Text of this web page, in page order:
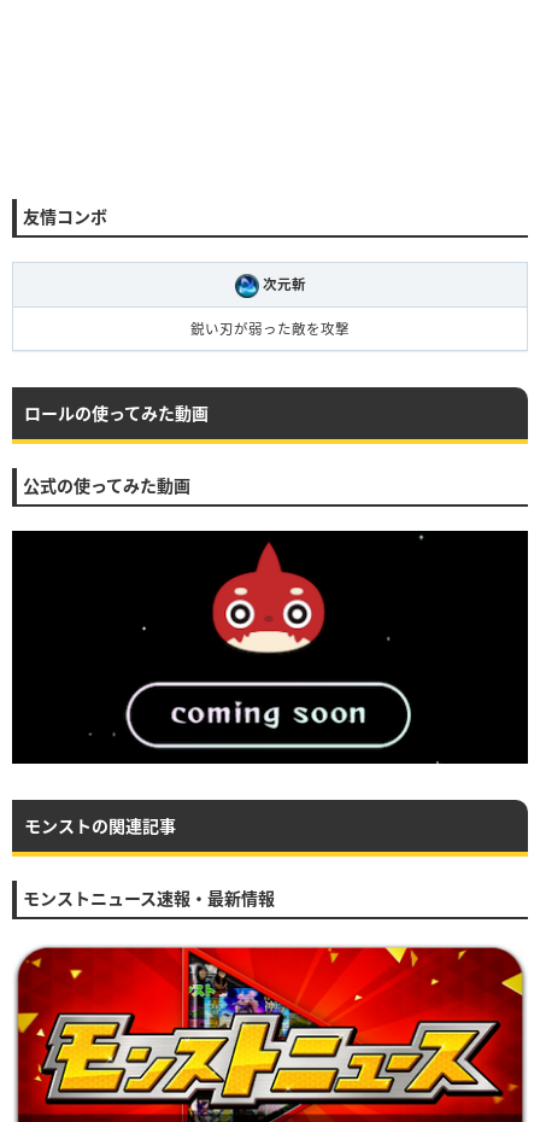
友情コンボ
次元斬
鋭い刃が弱った敵を攻撃
ロールの使ってみた動画
公式の使ってみた動画
モンストの関連記事
モンストニュース速報・最新情報